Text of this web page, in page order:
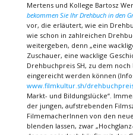
Mertens und Kollege Bartosz
bekommen Sie Ihr Drehbuch in den
vor, die erläutert, wie ein
wie schon in zahlreichen
weitergeben, denn „eine
Zuschauer, eine wacklige
Drehbuchpreis SH, zu dem
eingereicht werden können
www.filmkultur.sh/
Markt- und Bildungslücke“.
der jungen, aufstrebenden
FilmemacherInnen von den
blenden lassen, zwar